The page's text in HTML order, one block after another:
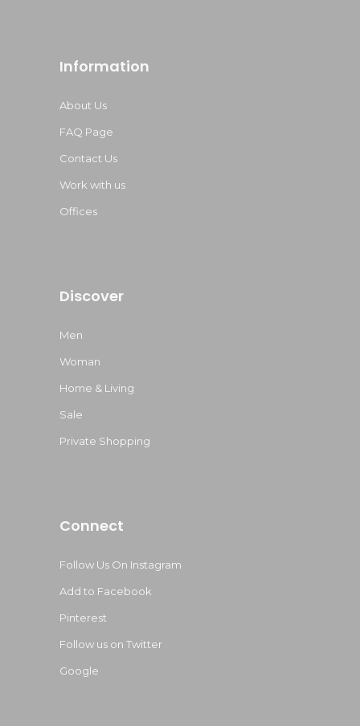
Information
About Us
FAQ Page
Contact Us
Work with us
Offices
Discover
Men
Woman
Home & Living
Sale
Private Shopping
Connect
Follow Us On Instagram
Add to Facebook
Pinterest
Follow us on Twitter
Google